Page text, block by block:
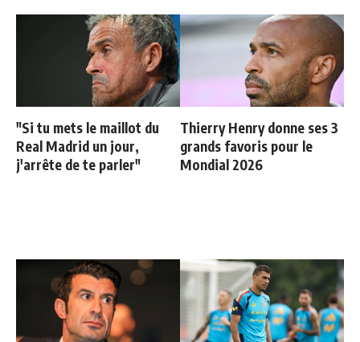
"Si tu mets le maillot du
Real Madrid un jour,
j'arrête de te parler"
Thierry Henry donne ses 3
grands favoris pour le
Mondial 2026